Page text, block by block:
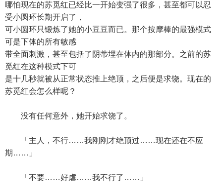
哪怕现在的苏觅红已经比一开始变强了很多，甚至都可以忍
受小圆环长期开启了，
可小圆环只锻炼了她的小豆豆而已。那个按摩棒的最强模式
可是下体的所有敏感
带全面刺激，甚至包括了阴蒂埋在体内的那部分。之前的苏
觅红在这种模式下可
是十几秒就被从正常状态推上绝顶，之后便是求饶。现在的
苏觅红会怎么样呢？
没有任何意外，她开始求饶了。
「主人，不行……我刚刚才绝顶过……现在还在不应
期……」
「不要……好虐……我不行了……」